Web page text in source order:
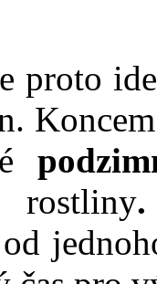
proto
rostliny